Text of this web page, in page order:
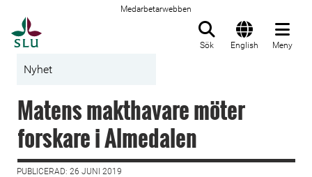
Medarbetarwebben
Sök English Meny
Nyhet
Matens makthavare möter
forskare i Almedalen
PUBLICERAD: 26 JUNI 2019